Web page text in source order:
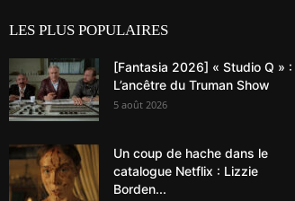
LES PLUS POPULAIRES
[Fantasia 2026] « Studio Q » :
L’ancêtre du Truman Show
5 août 2026
Un coup de hache dans le
catalogue Netflix : Lizzie
Borden...